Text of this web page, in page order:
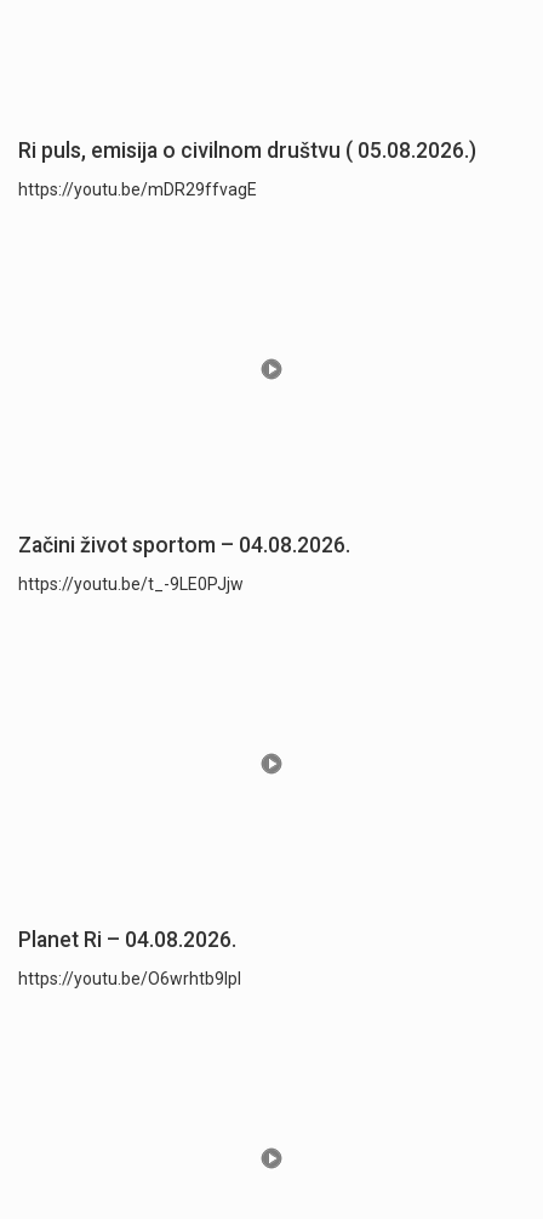
Ri puls, emisija o civilnom društvu ( 05.08.2026.)
https://youtu.be/mDR29ffvagE
Začini život sportom – 04.08.2026.
https://youtu.be/t_-9LE0PJjw
Planet Ri – 04.08.2026.
https://youtu.be/O6wrhtb9lpI